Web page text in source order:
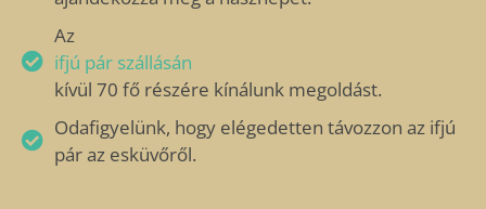
Az
ifjú pár szállásán
kívül 70 fő részére kínálunk megoldást.
Odafigyelünk, hogy elégedetten távozzon az ifjú
pár az esküvőről.